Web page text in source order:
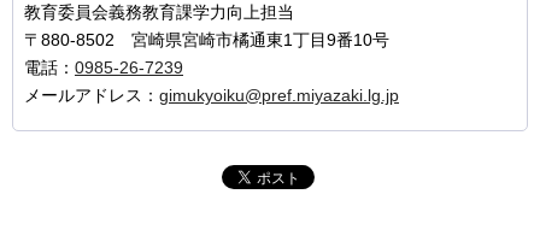
教育委員会義務教育課学力向上担当
〒880-8502 宮崎県宮崎市橘通東1丁目9番10号
電話： 0985-26-7239
メールアドレス： gimukyoiku@pref.miyazaki.lg.jp